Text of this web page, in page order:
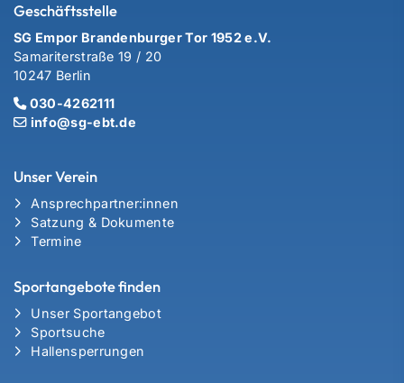
Geschäftsstelle
SG Empor Brandenburger Tor 1952 e.V.
Samariterstraße 19 / 20
10247 Berlin
030-4262111
info@sg-ebt.de
Unser Verein
Ansprechpartner:innen
Satzung & Dokumente
Termine
Sportangebote finden
Unser Sportangebot
Sportsuche
Hallensperrungen